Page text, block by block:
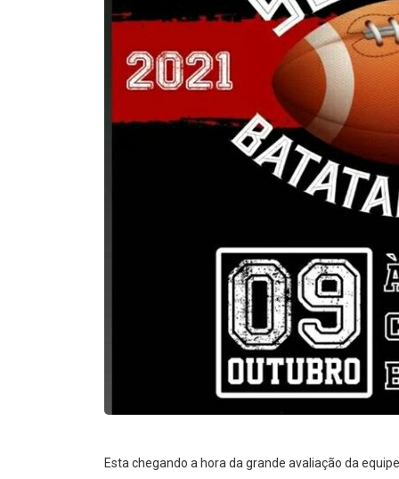
Esta chegando a hora da grande avaliação da